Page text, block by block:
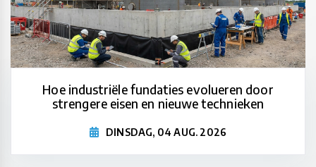
Hoe industriële fundaties evolueren door
strengere eisen en nieuwe technieken
DINSDAG, 04 AUG. 2026